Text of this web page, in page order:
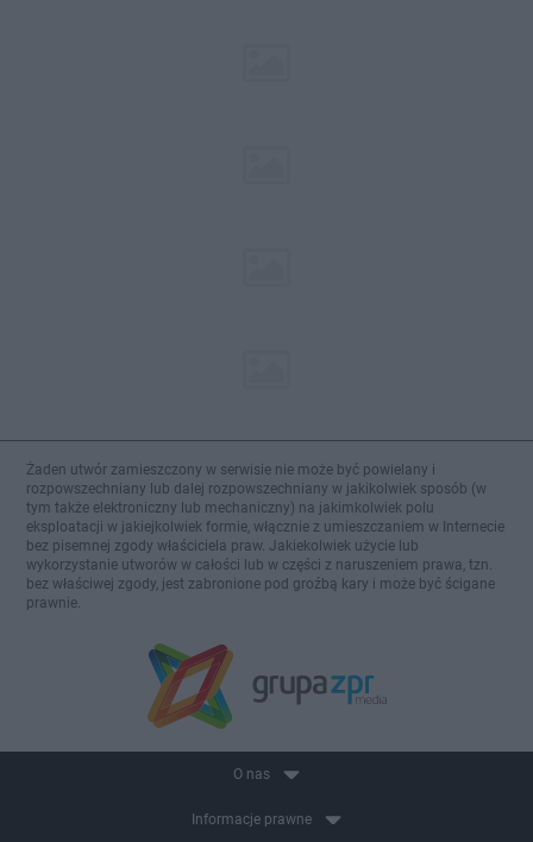
Żaden utwór zamieszczony w serwisie nie może być powielany i
rozpowszechniany lub dalej rozpowszechniany w jakikolwiek sposób (w
tym także elektroniczny lub mechaniczny) na jakimkolwiek polu
eksploatacji w jakiejkolwiek formie, włącznie z umieszczaniem w Internecie
bez pisemnej zgody właściciela praw. Jakiekolwiek użycie lub
wykorzystanie utworów w całości lub w części z naruszeniem prawa, tzn.
bez właściwej zgody, jest zabronione pod groźbą kary i może być ścigane
prawnie.
O nas
Informacje prawne